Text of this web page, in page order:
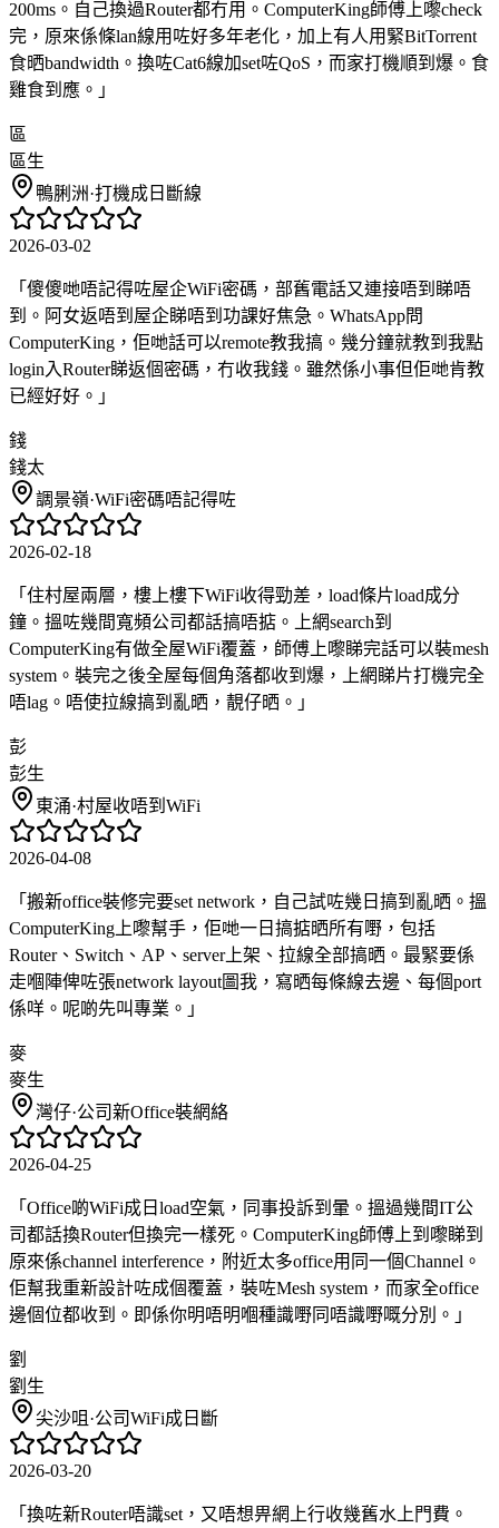
200ms。自己換過Router都冇用。ComputerKing師傅上嚟check
完，原來係條lan線用咗好多年老化，加上有人用緊BitTorrent
食晒bandwidth。換咗Cat6線加set咗QoS，而家打機順到爆。食
雞食到應。 」
區
區生
鴨脷洲·打機成日斷線
2026-03-02
「 傻傻哋唔記得咗屋企WiFi密碼，部舊電話又連接唔到睇唔
到。阿女返唔到屋企睇唔到功課好焦急。WhatsApp問
ComputerKing，佢哋話可以remote教我搞。幾分鐘就教到我點
login入Router睇返個密碼，冇收我錢。雖然係小事但佢哋肯教
已經好好。 」
錢
錢太
調景嶺·WiFi密碼唔記得咗
2026-02-18
「 住村屋兩層，樓上樓下WiFi收得勁差，load條片load成分
鐘。搵咗幾間寬頻公司都話搞唔掂。上網search到
ComputerKing有做全屋WiFi覆蓋，師傅上嚟睇完話可以裝mesh
system。裝完之後全屋每個角落都收到爆，上網睇片打機完全
唔lag。唔使拉線搞到亂晒，靚仔晒。 」
彭
彭生
東涌·村屋收唔到WiFi
2026-04-08
「 搬新office裝修完要set network，自己試咗幾日搞到亂晒。搵
ComputerKing上嚟幫手，佢哋一日搞掂晒所有嘢，包括
Router、Switch、AP、server上架、拉線全部搞晒。最緊要係
走嗰陣俾咗張network layout圖我，寫晒每條線去邊、每個port
係咩。呢啲先叫專業。 」
麥
麥生
灣仔·公司新Office裝網絡
2026-04-25
「 Office啲WiFi成日load空氣，同事投訴到暈。搵過幾間IT公
司都話換Router但換完一樣死。ComputerKing師傅上到嚟睇到
原來係channel interference，附近太多office用同一個Channel。
佢幫我重新設計咗成個覆蓋，裝咗Mesh system，而家全office
邊個位都收到。即係你明唔明嗰種識嘢同唔識嘢嘅分別。 」
劉
劉生
尖沙咀 ·公司WiFi成日斷
2026-03-20
「 換咗新Router唔識set，又唔想畀網上行收幾舊水上門費。